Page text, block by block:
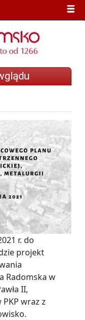
r. do
projekt
Radomska w
II,
wraz z